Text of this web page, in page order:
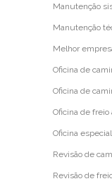
Manutenção
Manutenção
Melhor
Oficina de
Oficina de
Oficina de freio
Oficina
Revisão de
Revisão de